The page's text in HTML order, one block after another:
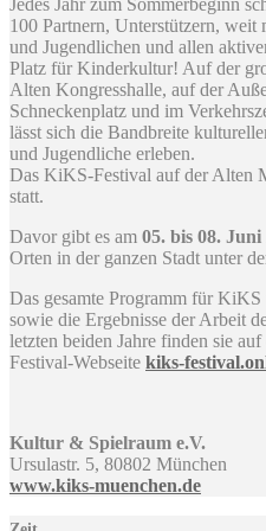
100 Partnern, Unterstützern, weit
und Jugendlichen und allen
Platz für Kinderkultur! Auf der
Alten Kongresshalle, auf der
Schneckenplatz und im
lässt sich die Bandbreite
und Jugendliche erleben.
Das KiKS-Festival auf der Alten
statt.
Davor gibt es am 05. bis 08. Juni
Orten in der ganzen Stadt unter
Das gesamte Programm für
sowie die Ergebnisse der Arbeit
letzten beiden Jahre finden sie auf
Festival-Webseite kiks-
Kultur & Spielraum e.V.
Ursulastr. 5, 80802 München
www.kiks-muenchen.de